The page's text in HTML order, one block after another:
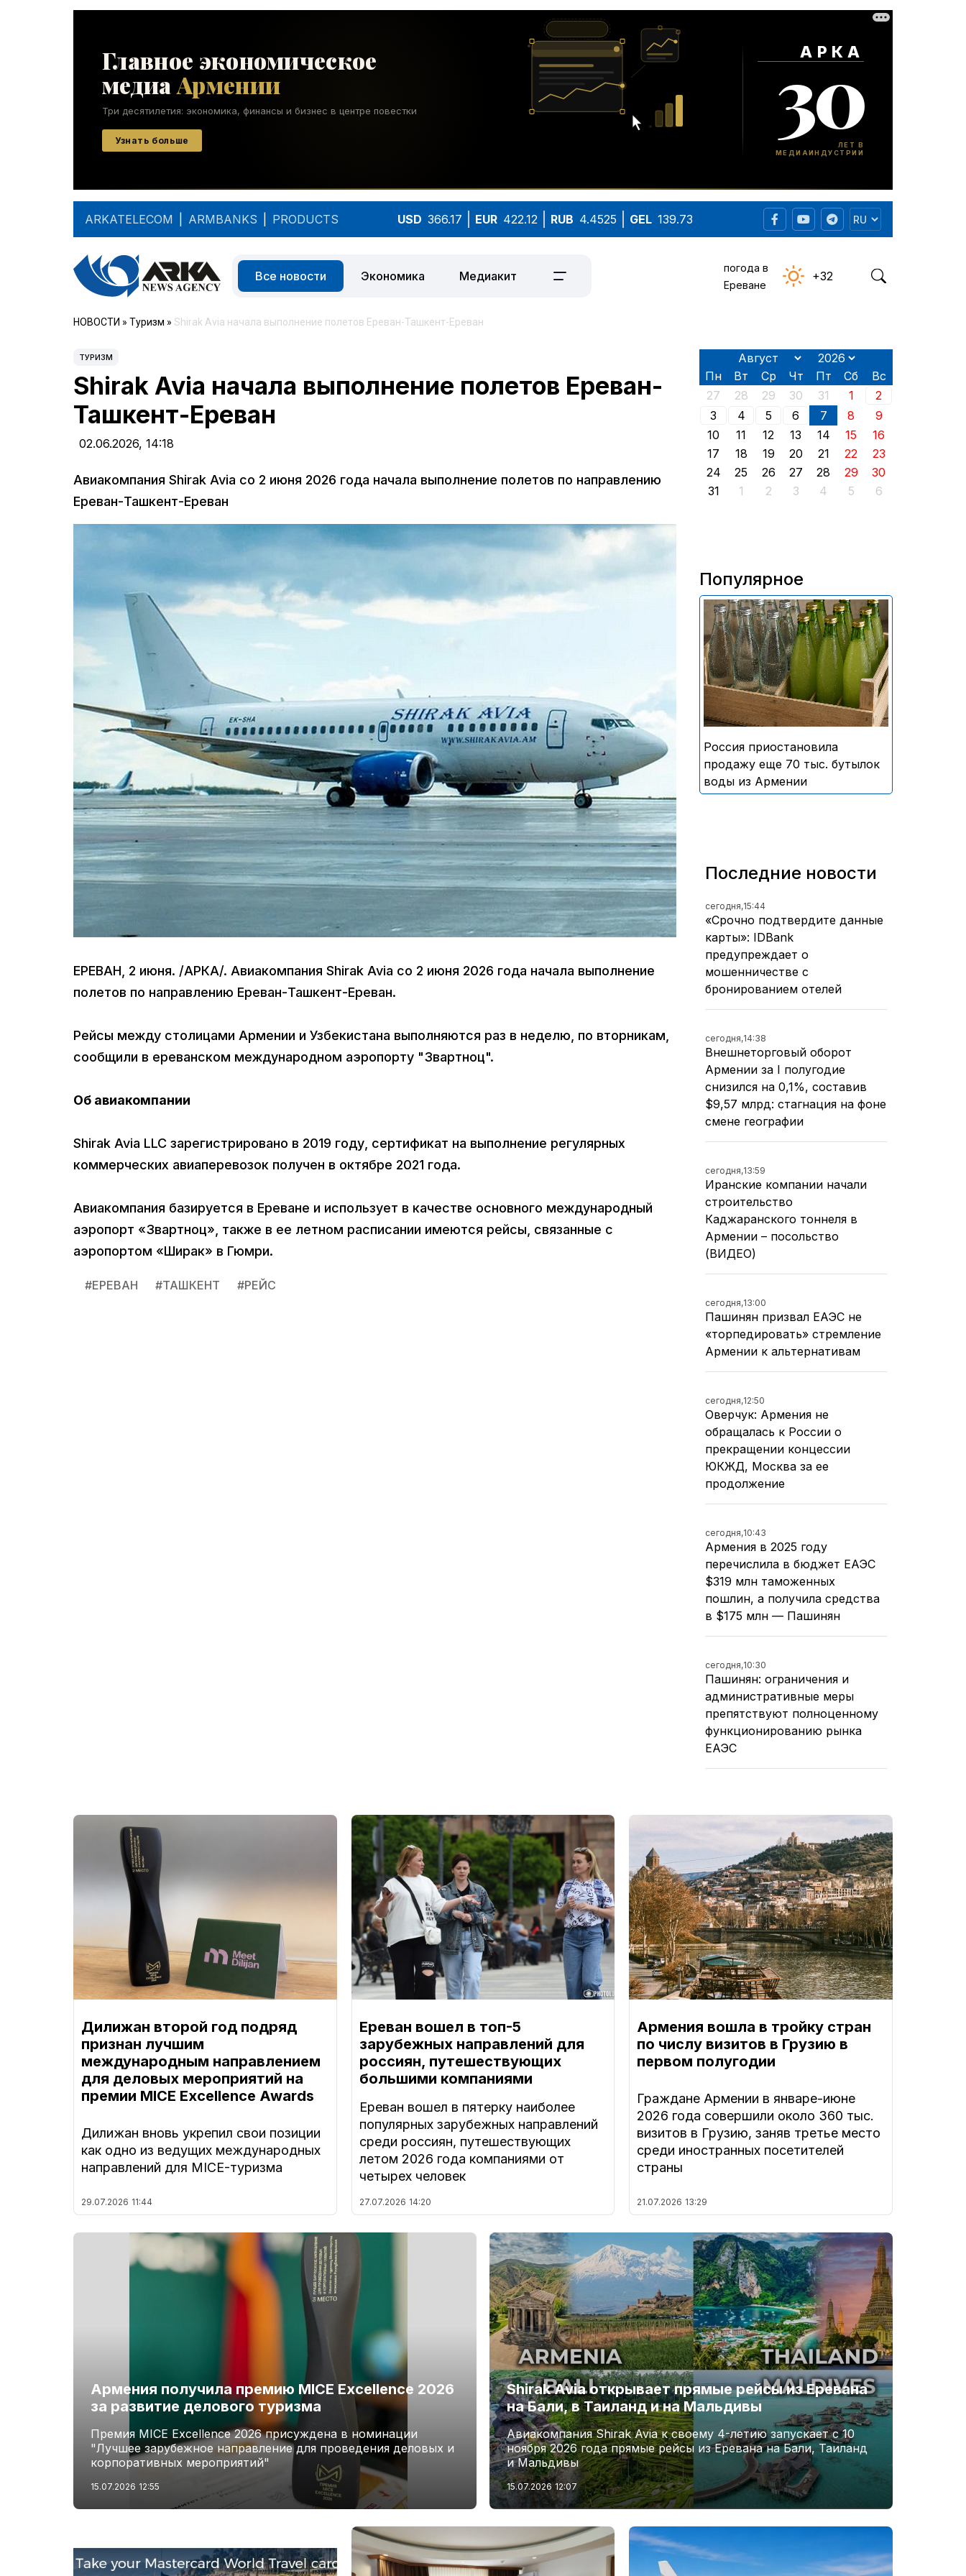
ARKATELECOM ARMBANKS PRODUCTS USD 366.17 EUR 422.12 RUB 4.4525 GEL 139.73
Все новости Экономика Медиакит
погода в
Ереване
+32
НОВОСТИ » Туризм » Shirak Avia начала выполнение полетов Ереван-Ташкент-Ереван
ТУРИЗМ
Shirak Avia начала выполнение полетов Ереван-
Ташкент-Ереван
02.06.2026, 14:18
Авиакомпания Shirak Avia со 2 июня 2026 года начала выполнение полетов по направлению
Ереван-Ташкент-Ереван
ЕРЕВАН, 2 июня. /АРКА/. Авиакомпания Shirak Avia со 2 июня 2026 года начала выполнение
полетов по направлению Ереван-Ташкент-Ереван.
Рейсы между столицами Армении и Узбекистана выполняются раз в неделю, по вторникам,
сообщили в ереванском международном аэропорту "Звартноц".
Об авиакомпании
Shirak Avia LLC зарегистрировано в 2019 году, сертификат на выполнение регулярных
коммерческих авиаперевозок получен в октябре 2021 года.
Авиакомпания базируется в Ереване и использует в качестве основного международный
аэропорт «Звартноц», также в ее летнoм расписании имеются рейсы, связанные с
аэропортом «Ширак» в Гюмри.
#ЕРЕВАН #ТАШКЕНТ #РЕЙС
Пн Вт Ср Чт Пт Сб
Вс
27
28 29 30 31 1
2
3
4 5 6 7 8
9
10
11 12 13 14 15
16
17
18 19 20 21 22
23
24
25 26 27 28 29
30
31
1 2 3 4 5 6
Популярное
В России приостановили
продажу более 70 тыс.
бутылок питьевой воды и
безалкогольных напитков
армянского производства
Россия приостановила
продажу еще 70 тыс. бутылок
воды из Армении
Последние новости
сегодня,15:44
«Срочно подтвердите данные
карты»: IDBank
предупреждает о
мошенничестве с
бронированием отелей
сегодня,14:38
Внешнеторговый оборот
Армении за I полугодие
снизился на 0,1%, составив
$9,57 млрд: стагнация на фоне
смене географии
сегодня,13:59
Иранские компании начали
строительство
Каджаранского тоннеля в
Армении – посольство
(ВИДЕО)
сегодня,13:00
Пашинян призвал ЕАЭС не
«торпедировать» стремление
Армении к альтернативам
сегодня,12:50
Оверчук: Армения не
обращалась к России о
прекращении концессии
ЮКЖД, Москва за ее
продолжение
сегодня,10:43
Армения в 2025 году
перечислила в бюджет ЕАЭС
$319 млн таможенных
пошлин, а получила средства
в $175 млн — Пашинян
сегодня,10:30
Пашинян: ограничения и
административные меры
препятствуют полноценному
функционированию рынка
ЕАЭС
Дилижан второй год подряд
признан лучшим
международным направлением
для деловых мероприятий на
премии MICE Excellence Awards
Дилижан вновь укрепил свои позиции
как одно из ведущих международных
направлений для MICE-туризма
29.07.2026 11:44
Ереван вошел в топ-5
зарубежных направлений для
россиян, путешествующих
большими компаниями
Ереван вошел в пятерку наиболее
популярных зарубежных направлений
среди россиян, путешествующих
летом 2026 года компаниями от
четырех человек
27.07.2026 14:20
Армения вошла в тройку стран
по числу визитов в Грузию в
первом полугодии
Граждане Армении в январе-июне
2026 года совершили около 360 тыс.
визитов в Грузию, заняв третье место
среди иностранных посетителей
страны
21.07.2026 13:29
Армения получила премию MICE Excellence 2026
за развитие делового туризма
Премия MICE Excellence 2026 присуждена в номинации
"Лучшее зарубежное направление для проведения деловых и
корпоративных мероприятий"
15.07.2026 12:55
Shirak Avia открывает прямые рейсы из Еревана
на Бали, в Таиланд и на Мальдивы
Авиакомпания Shirak Avia к своему 4-летию запускает с 10
ноября 2026 года прямые рейсы из Еревана на Бали, Таиланд
и Мальдивы
15.07.2026 12:07